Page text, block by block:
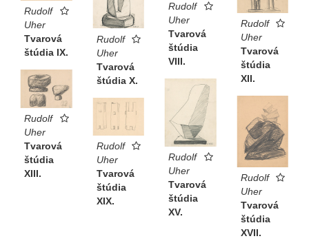
Rudolf
Uher
Tvarová
štúdia
VIII.
Rudolf
Uher
Tvarová
štúdia IX.
Rudolf
Uher
Tvarová
štúdia X.
Rudolf
Uher
Tvarová
štúdia
XII.
Rudolf
Uher
Tvarová
štúdia
XIII.
Rudolf
Uher
Tvarová
štúdia
XV.
Rudolf
Uher
Tvarová
štúdia
XVII.
Rudolf
Uher
Tvarová
štúdia
XIX.